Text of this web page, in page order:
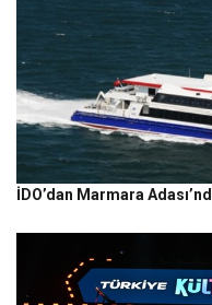
İDO’dan Marmara